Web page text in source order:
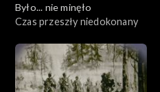
Było... nie minęło
Czas przeszły niedokonany